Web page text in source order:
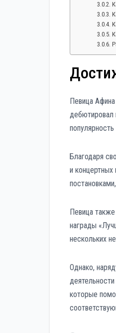
Певица
дебютировал
Благодаря
и
Певица
награды
нескольких
Однако,
которые